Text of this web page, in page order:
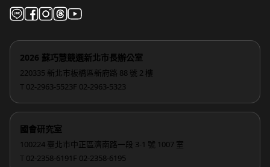
2026 蘇巧慧競選新北市長辦公室
220335 新北市板橋區新府路 88 號 2 樓
T 02-2963-5523F 02-2963-5323
國會研究室
100224 臺北市中正區濟南路一段 3-1 號 1007 室
T 02-2358-6191 F 02-2358-6195